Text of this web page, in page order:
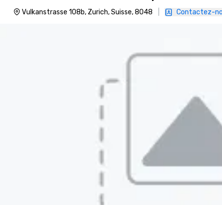
Vulkanstrasse 108b, Zurich, Suisse, 8048 Contactez-